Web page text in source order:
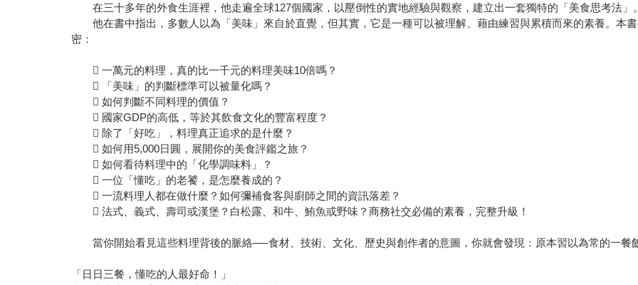
在三十多年的外食生涯裡，他走遍全球127個國家，以壓倒性的實地經驗與觀察，建立出一套獨特的「美食思考法」。
他在書中指出，多數人以為「美味」來自於直覺，但其實，它是一種可以被理解、藉由練習與累積而來的素養。本
密：
 一萬元的料理，真的比一千元的料理美味10倍嗎？
 「美味」的判斷標準可以被量化嗎？
 如何判斷不同料理的價值？
 國家GDP的高低，等於其飲食文化的豐富程度？
 除了「好吃」，料理真正追求的是什麼？
 如何用5,000日圓，展開你的美食評鑑之旅？
 如何看待料理中的「化學調味料」？
 一位「懂吃」的老饕，是怎麼養成的？
 一流料理人都在做什麼？如何彌補食客與廚師之間的資訊落差？
 法式、義式、壽司或漢堡？白松露、和牛、鮪魚或野味？商務社交必備的素養，完整升級！
當你開始看見這些料理背後的脈絡──食材、技術、文化、歷史與創作者的意圖，你就會發現：原本習以為常的一餐
「日日三餐，懂吃的人最好命！」